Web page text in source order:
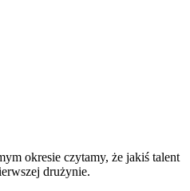
okresie czytamy, że jakiś talent
drużynie.